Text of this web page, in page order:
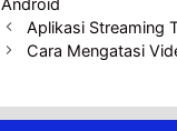
Aplikasi Streaming
Cara Mengatasi